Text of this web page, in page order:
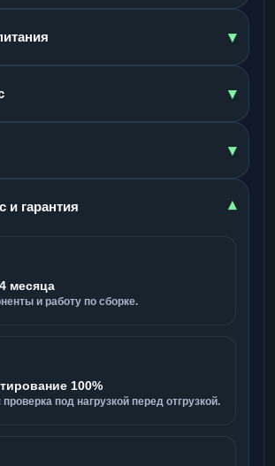
▾
▾
▾
и гарантия ▾
месяца
и работу по сборке.
100%
под нагрузкой перед отгрузкой.